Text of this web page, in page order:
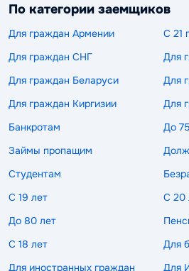
По категории заемщиков
Для граждан Армении
С 21
Для граждан СНГ
Для
Для граждан Беларуси
Для
Для граждан Киргизии
Для
Банкротам
До
Займы пропащим
Студентам
С 19 лет
С 20
До 80 лет
С 18 лет
Для
Для иностранных граждан
Для